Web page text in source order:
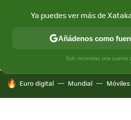
CONECTIVIDAD MÓVIL Y SOCIEDAD
HOY SE HABLA DE
Euro digital Mundial Móviles
Ya puedes ver más de
Añádenos como
Solo necesitas una cuenta